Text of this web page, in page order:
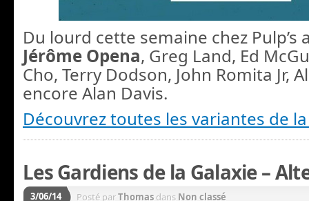
Du lourd cette semaine chez Pulp’s
Jérôme Opena, Greg Land, Ed
Cho, Terry Dodson, John Romita Jr,
encore Alan Davis.
Découvrez toutes les variantes de
Les Gardiens de la Galaxie –
3/06/14 Posté parThomas dans Non classé